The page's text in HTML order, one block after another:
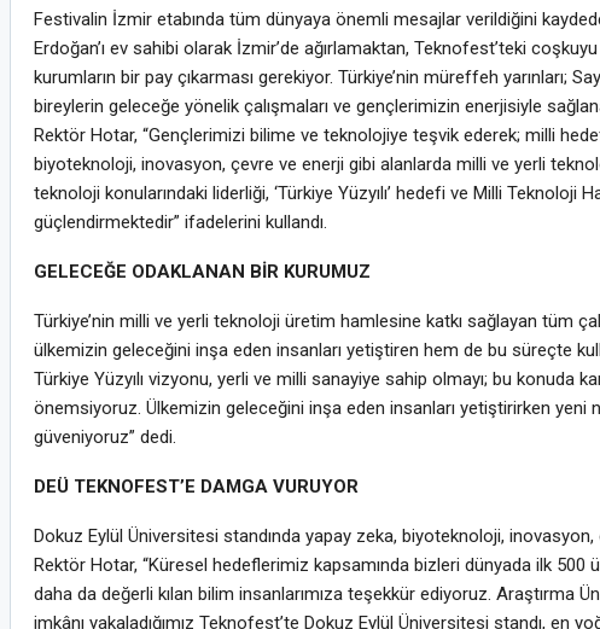
Festivalin İzmir etabında tüm dünyaya önemli mesajlar verildiğini
Erdoğan’ı ev sahibi olarak İzmir’de ağırlamaktan, Teknofest’teki
kurumların bir pay çıkarması gerekiyor. Türkiye’nin müreffeh yarınları;
bireylerin geleceğe yönelik çalışmaları ve gençlerimizin enerjisiyle
Rektör Hotar, “Gençlerimizi bilime ve teknolojiye teşvik ederek; milli
biyoteknoloji, inovasyon, çevre ve enerji gibi alanlarda milli ve yerli
teknoloji konularındaki liderliği, ‘Türkiye Yüzyılı’ hedefi ve Milli
güçlendirmektedir” ifadelerini kullandı.
GELECEĞE ODAKLANAN BİR KURUMUZ
Türkiye’nin milli ve yerli teknoloji üretim hamlesine katkı sağlayan tüm
ülkemizin geleceğini inşa eden insanları yetiştiren hem de bu süreçte
Türkiye Yüzyılı vizyonu, yerli ve milli sanayiye sahip olmayı; bu konuda
önemsiyoruz. Ülkemizin geleceğini inşa eden insanları yetiştirirken
güveniyoruz” dedi.
DEÜ TEKNOFEST’E DAMGA VURUYOR
Dokuz Eylül Üniversitesi standında yapay zeka, biyoteknoloji, inovasyon,
Rektör Hotar, “Küresel hedeflerimiz kapsamında bizleri dünyada ilk 500
daha da değerli kılan bilim insanlarımıza teşekkür ediyoruz.
imkânı yakaladığımız Teknofest’te Dokuz Eylül Üniversitesi standı,